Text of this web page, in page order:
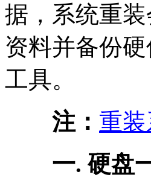
据，系统重
资料并备份
工具。
注： 重
一. 硬盘